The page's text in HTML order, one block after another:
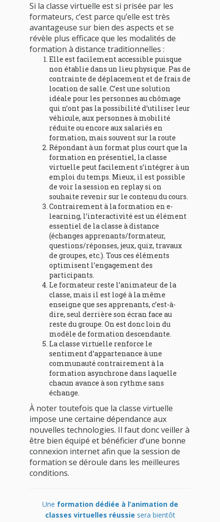
Si la classe virtuelle est si prisée par les
formateurs, c’est parce qu’elle est très
avantageuse sur bien des aspects et se
révèle plus efficace que les modalités de
formation à distance traditionnelles :
Elle est facilement accessible puisque
non établie dans un lieu physique. Pas de
contrainte de déplacement et de frais de
location de salle. C’est une solution
idéale pour les personnes au chômage
qui n’ont pas la possibilité d’utiliser leur
véhicule, aux personnes à mobilité
réduite ou encore aux salariés en
formation, mais souvent sur la route
Répondant à un format plus court que la
formation en présentiel, la classe
virtuelle peut facilement s’intégrer à un
emploi du temps. Mieux, il est possible
de voir la session en replay si on
souhaite revenir sur le contenu du cours.
Contrairement à la formation en e-
learning, l’interactivité est un élément
essentiel de la classe à distance
(échanges apprenants/formateur,
questions/réponses, jeux, quiz, travaux
de groupes, etc.). Tous ces éléments
optimisent l’engagement des
participants.
Le formateur reste l’animateur de la
classe, mais il est logé à la même
enseigne que ses apprenants, c’est-à-
dire, seul derrière son écran face au
reste du groupe. On est donc loin du
modèle de formation descendante.
La classe virtuelle renforce le
sentiment d’appartenance à une
communauté contrairement à la
formation asynchrone dans laquelle
chacun avance à son rythme sans
échange.
À noter toutefois que la classe virtuelle
impose une certaine dépendance aux
nouvelles technologies. Il faut donc veiller à
être bien équipé et bénéficier d’une bonne
connexion internet afin que la session de
formation se déroule dans les meilleures
conditions.
Une formation dédiée à l’animation de
classes virtuelles réussie sera bientôt